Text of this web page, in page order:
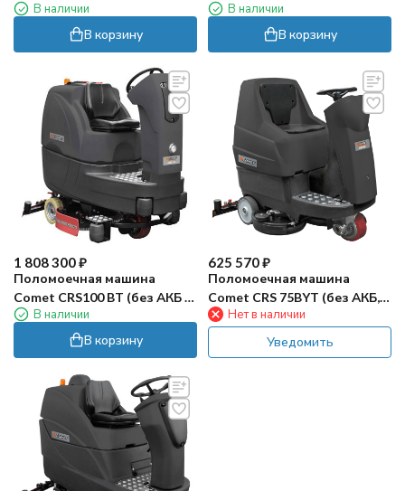
Gel)В наличии
В корзину
АКБ и ЗУ)
В наличии
В корзину
1 808 300₽
Поломоечная машина
Comet CRS100 BT (без АКБ и
ЗУ)В наличии
В корзину
625 570₽
Поломоечная машина
Comet CRS 75BYT (без АКБ, с
ЗУ)Нет в наличии
Уведомить